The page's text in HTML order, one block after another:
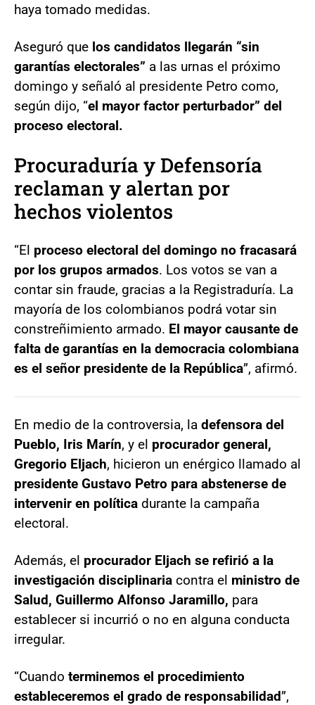
haya tomado medidas.
Aseguró que los candidatos llegarán “sin
garantías electorales” a las urnas el próximo
domingo y señaló al presidente Petro como,
según dijo, “el mayor factor perturbador” del
proceso electoral.
Procuraduría y Defensoría
reclaman y alertan por
hechos violentos
“El proceso electoral del domingo no fracasará
por los grupos armados. Los votos se van a
contar sin fraude, gracias a la Registraduría. La
mayoría de los colombianos podrá votar sin
constreñimiento armado. El mayor causante de
falta de garantías en la democracia colombiana
es el señor presidente de la República”, afirmó.
En medio de la controversia, la defensora del
Pueblo, Iris Marín, y el procurador general,
Gregorio Eljach, hicieron un enérgico llamado al
presidente Gustavo Petro para abstenerse de
intervenir en política durante la campaña
electoral.
Además, el procurador Eljach se refirió a la
investigación disciplinaria contra el ministro de
Salud, Guillermo Alfonso Jaramillo, para
establecer si incurrió o no en alguna conducta
irregular.
“Cuando terminemos el procedimiento
estableceremos el grado de responsabilidad”,